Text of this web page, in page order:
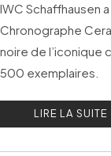
IWC Schaffhausen
Chronographe
noire de l’iconique
500 exemplaires.
LIRE LA SUITE